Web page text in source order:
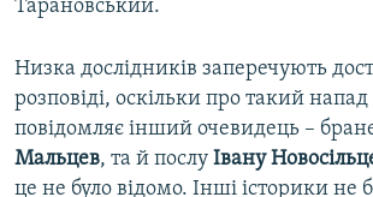
Тарановський.
Низка дослідників заперечують
розповіді, оскільки про такий напад
повідомляє інший очевидець –
Мальцев, та й послу Івану
це не було відомо. Інші історики не